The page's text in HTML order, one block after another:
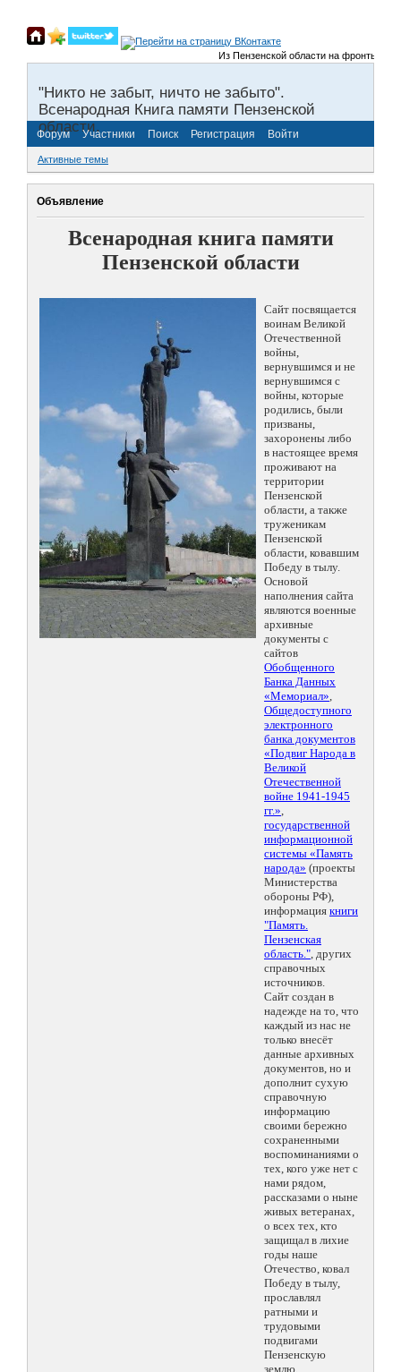
Из Пензенской области на фронты
"Никто не забыт, ничто не забыто".
Всенародная Книга памяти Пензенской
области.
Форум Участники Поиск Регистрация Войти
Активные темы
Объявление
Всенародная книга памяти
Пензенской области
Сайт посвящается
воинам Великой
Отечественной
войны,
вернувшимся и не
вернувшимся с
войны, которые
родились, были
призваны,
захоронены либо
в настоящее время
проживают на
территории
Пензенской
области, а также
труженикам
Пензенской
области, ковавшим
Победу в тылу.
Основой
наполнения сайта
являются военные
архивные
документы с
сайтов
Обобщенного
Банка Данных
«Мемориал»,
Общедоступного
электронного
банка документов
«Подвиг Народа в
Великой
Отечественной
войне 1941-1945
гг.»,
государственной
информационной
системы «Память
народа» (проекты
Министерства
обороны РФ),
информация книги
"Память.
Пензенская
область.", других
справочных
источников.
Сайт создан в
надежде на то, что
каждый из нас не
только внесёт
данные архивных
документов, но и
дополнит сухую
справочную
информацию
своими бережно
сохраненными
воспоминаниями о
тех, кого уже нет с
нами рядом,
рассказами о ныне
живых ветеранах,
о всех тех, кто
защищал в лихие
годы наше
Отечество, ковал
Победу в тылу,
прославлял
ратными и
трудовыми
подвигами
Пензенскую
землю.